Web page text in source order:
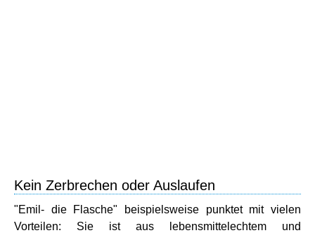
Kein Zerbrechen oder Auslaufen
"Emil- die Flasche" beispielsweise punktet mit vielen
Vorteilen: Sie ist aus lebensmittelechtem und